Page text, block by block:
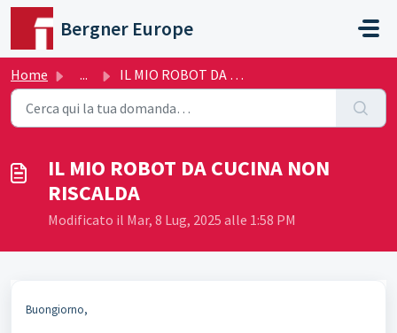
Salta al contenuto principale
Bergner Europe
Home ... IL MIO ROBOT DA CUCINA NON RISCALDA
IL MIO ROBOT DA CUCINA NON
RISCALDA
Modificato il Mar, 8 Lug, 2025 alle 1:58 PM
Buongiorno,